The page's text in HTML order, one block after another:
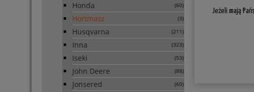
Honda (60)
Hortmasz (3)
Husqvarna (211)
Inna (323)
Iseki (53)
John Deere (88)
Jonsered (60)
Jeżeli mają